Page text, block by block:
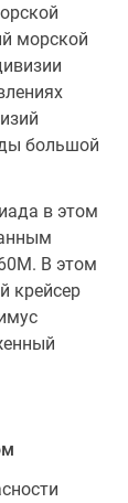
морской
большой
в этом
В этом
крейсер